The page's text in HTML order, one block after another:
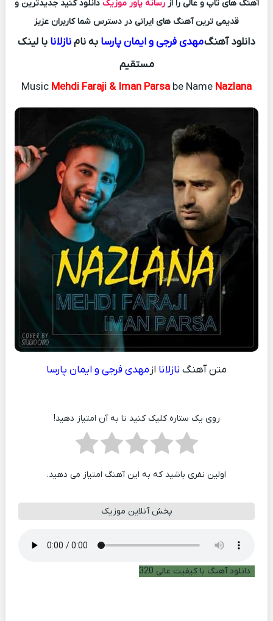
آهنگ های تاپ و عالی را ازرسانه پاور موزیک دانلود کنید جدیدترین و
قدیمی ترین آهنگ های ایرانی در دسترس شما کاربران عزیز
دانلود آهنگمهدی فرجی و ایمان پارسا به نامنازلانا با لینک
مستقیم
Music Mehdi Faraji & Iman Parsa be Name Nazlana
متن آهنگ نازلانا از مهدی فرجی و ایمان پارسا
روی یک ستاره کلیک کنید تا به آن امتیاز دهید!
اولین نفری باشید که به این آهنگ امتیاز می دهید.
پخش آنلاین موزیک
دانلود آهنگ با کیفیت عالی 320